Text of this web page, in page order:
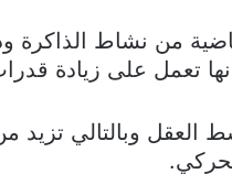
من نشاط الذاكرة
تعمل على زيادة
العقل وبالتالي